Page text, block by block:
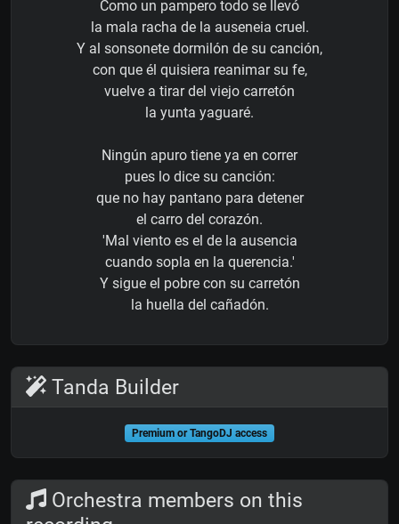
Como un pampero todo se llevó
la mala racha de la auseneia cruel.
Y al sonsonete dormilón de su canción,
con que él quisiera reanimar su fe,
vuelve a tirar del viejo carretón
la yunta yaguaré.
Ningún apuro tiene ya en correr
pues lo dice su canción:
que no hay pantano para detener
el carro del corazón.
'Mal viento es el de la ausencia
cuando sopla en la querencia.'
Y sigue el pobre con su carretón
la huella del cañadón.
Tanda Builder
Premium or TangoDJ access
Orchestra members on this